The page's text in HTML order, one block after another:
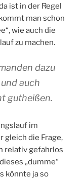
ist in der Regel
man schon
wie auch die
zu machen.
dazu
auch
gutheißen.
im
gleich die Frage,
relativ gefahrlos
„dumme“
könnte ja so